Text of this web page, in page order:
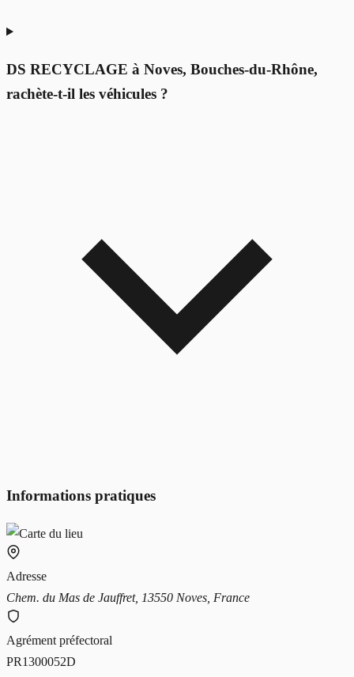
DS RECYCLAGE à Noves, Bouches-du-Rhône,
rachète-t-il les véhicules ?
Informations pratiques
Adresse
Chem. du Mas de Jauffret, 13550 Noves, France
Agrément préfectoral
PR1300052D